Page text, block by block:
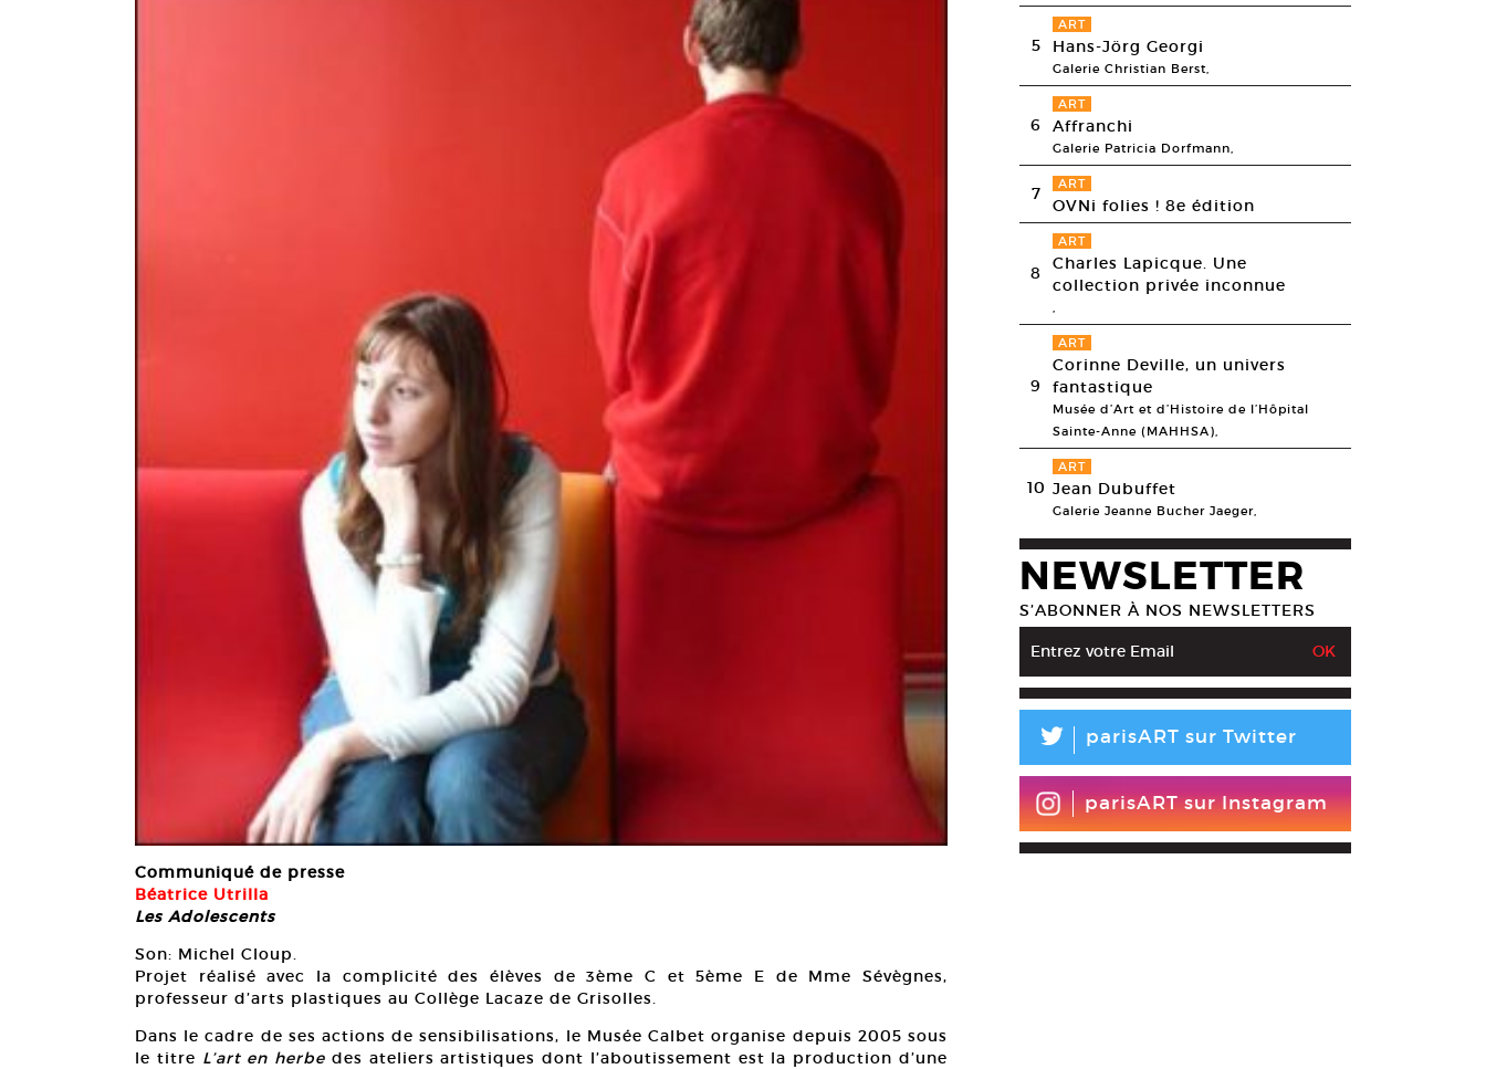
Communiqué de presse
Béatrice Utrilla
Les Adolescents
Son: Michel Cloup.
Projet réalisé avec la complicité des élèves de 3ème C et 5ème E de Mme Sévègnes,
professeur d’arts plastiques au Collège Lacaze de Grisolles.
Dans le cadre de ses actions de sensibilisations, le Musée Calbet organise depuis 2005 sous
le titre L’art en herbe des ateliers artistiques dont l’aboutissement est la production d’une
5
ART
Hans-Jörg Georgi
Galerie Christian Berst,
6
ART
Affranchi
Galerie Patricia Dorfmann,
7 ART
OVNi folies ! 8e édition
8
ART
Charles Lapicque. Une
collection privée inconnue
,
9
ART
Corinne Deville, un univers
fantastique
Musée d’Art et d’Histoire de l’Hôpital
Sainte-Anne (MAHHSA),
10
ART
Jean Dubuffet
Galerie Jeanne Bucher Jaeger,
NEWSLETTER
S’ABONNER À NOS NEWSLETTERS
L parisART sur Twitter
parisART sur Instagram